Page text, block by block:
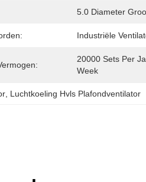
5.0 Diameter
Industriële
20000 Sets Per
Week
Luchtkoeling Hvls Plafondventilator